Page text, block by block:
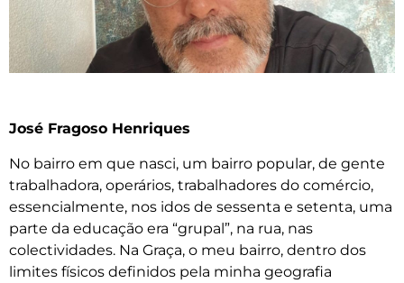
José Fragoso Henriques
No bairro em que nasci, um bairro popular, de gente
trabalhadora, operários, trabalhadores do comércio,
essencialmente, nos idos de sessenta e setenta, uma
parte da educação era “grupal”, na rua, nas
colectividades. Na Graça, o meu bairro, dentro dos
limites físicos definidos pela minha geografia